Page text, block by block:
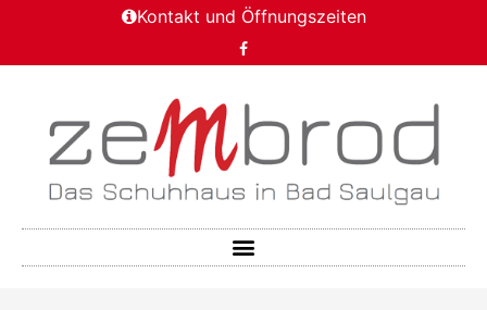
Kontakt und Öffnungszeiten